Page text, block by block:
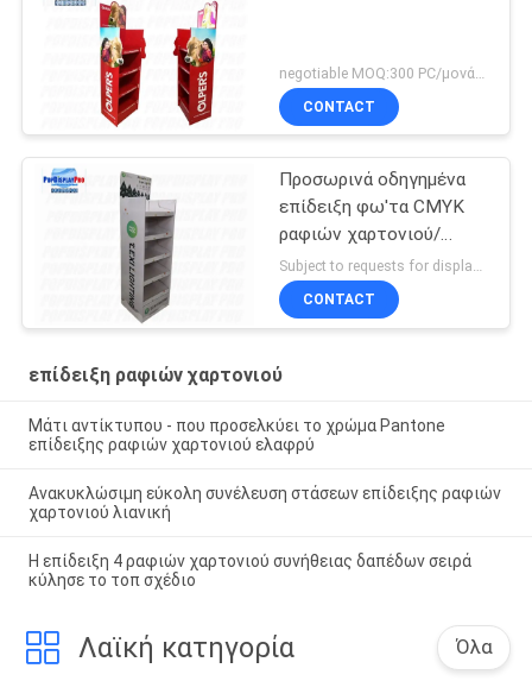
CONTACT
Προσωρινά οδηγημένα
επίδειξη φω'τα CMYK
ραφιών χαρτονιού/
τυπωμένη ύλη 4C για τις
διακοπές
Subject to requests for displays MOQ:300 PC/μονάδα, μικρότερο μέγεθος αποδεκτό
CONTACT
επίδειξη ραφιών χαρτονιού
Μάτι αντίκτυπου - που προσελκύει το χρώμα Pantone
επίδειξης ραφιών χαρτονιού ελαφρύ
Ανακυκλώσιμη εύκολη συνέλευση στάσεων επίδειξης ραφιών
χαρτονιού λιανική
Η επίδειξη 4 ραφιών χαρτονιού συνήθειας δαπέδων σειρά
κύλησε το τοπ σχέδιο
Λαϊκή κατηγορία Όλα